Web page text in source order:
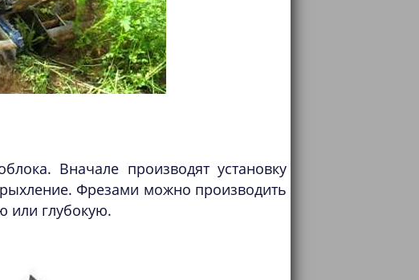
Вначале производят установку
Фрезами можно производить
или глубокую.